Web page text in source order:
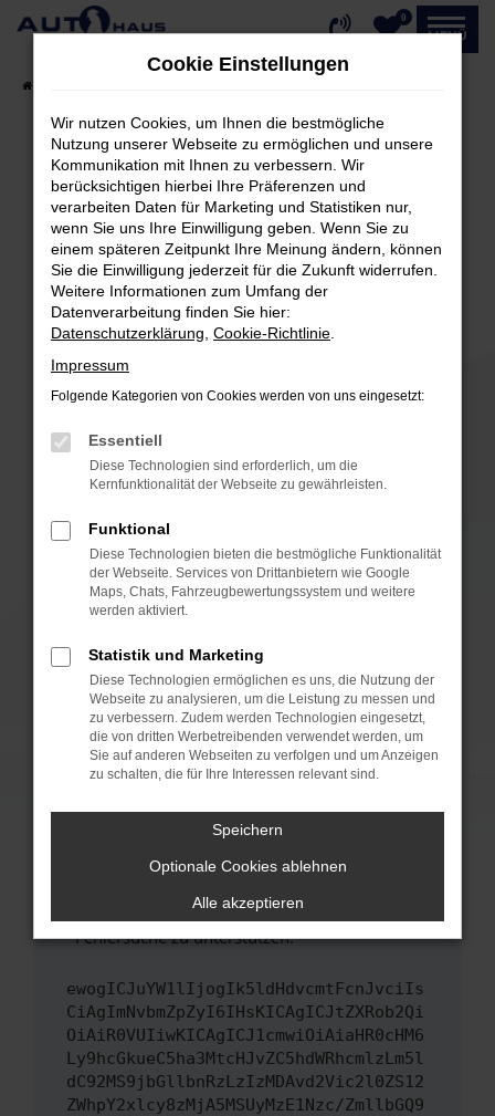
Zum
0
MENÜ
Fehler: Network Error
Beim Laden ist ein Fehler aufgetreten.
Hier sind ein paar Tipps, die dir helfen können:
Überprüfe deine Firewall und deine
Internetverbindung.
Laden andere Webseiten, zum Beispiel deine
Suchmaschine?
Prüfe deine Browsererweiterungen.
können das Laden bestimmter Seiten
verhindern. Funktioniert die Seite in einem
anderen Browser oder in einem privaten
Fenster?
Starte dein Gerät neu.
Das kann manchmal helfen, vorübergehende
Probleme zu beheben.
Betriebssystem auf dem neuesten Stand
sind.
Veraltete Software birgt nicht nur ein
Sicherheitsrisiko, sondern kann auch dazu
führen, dass bestimmte Funktionen nicht mehr
unterstützt werden.
Wende dich an den Webseitenbetreiber.
Wenn du alle oben genannten Schritte versucht
hast, kontaktiere uns bitte. Wir werden
uns diesen Text schicken, um uns bei der
Fehlersuche zu unterstützen:
ewogICJuYW1lIjogIk5ldHdvcmtFcnJvciIs
CiAgImNvbmZpZyI6IHsKICAgICJtZXRob2Qi
OiAiR0VUIiwKICAgICJ1cmwiOiAiaHR0cHM6
Ly9hcGkueC5ha3MtcHJvZC5hdWRhcmlzLm5l
dC92MS9jbGllbnRzLzIzMDAvd2Vic2l0ZS12
ZWhpY2xlcy8zMjA5MSUyMzE1Nzc/ZmllbGQ9
Cookie Einstellungen
Wir nutzen Cookies, um Ihnen die bestmögliche
Nutzung unserer Webseite zu ermöglichen und unsere
Kommunikation mit Ihnen zu verbessern. Wir
berücksichtigen hierbei Ihre Präferenzen und
verarbeiten Daten für Marketing und Statistiken nur,
wenn Sie uns Ihre Einwilligung geben. Wenn Sie zu
einem späteren Zeitpunkt Ihre Meinung ändern, können
Sie die Einwilligung jederzeit für die Zukunft widerrufen.
Weitere Informationen zum Umfang der
Datenverarbeitung finden Sie hier:
Datenschutzerklärung Cookie-Richtlinie
Impressum
Folgende Kategorien von Cookies werden von uns eingesetzt:
Essentiell
Diese Technologien sind erforderlich, um die
Kernfunktionalität der Webseite zu gewährleisten.
Funktional
Diese Technologien bieten die bestmögliche Funktionalität
der Webseite. Services von Drittanbietern wie Google
Maps, Chats, Fahrzeugbewertungssystem und weitere
werden aktiviert.
Statistik und Marketing
Diese Technologien ermöglichen es uns, die Nutzung der
Webseite zu analysieren, um die Leistung zu messen und
zu verbessern. Zudem werden Technologien eingesetzt,
die von dritten Werbetreibenden verwendet werden, um
Sie auf anderen Webseiten zu verfolgen und um Anzeigen
zu schalten, die für Ihre Interessen relevant sind.
Speichern
Optionale Cookies ablehnen
Alle akzeptieren